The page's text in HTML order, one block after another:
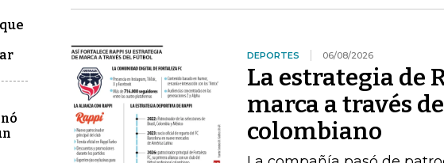
DEPORTES 06/08/2026
La estrategia de
marca a través
colombiano